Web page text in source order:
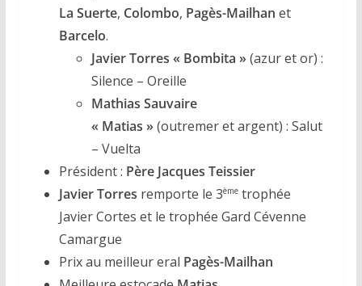
La Suerte, Colombo, Pagès-Mailhan et
Barcelo.
Javier Torres « Bombita »(azur et or) :
Silence – Oreille
Mathias Sauvaire
« Matias »(outremer et argent) : Salut
– Vuelta
Président : Père Jacques Teissier
Javier Torres remporte le 3èmetrophée
Javier Cortes et le trophée Gard Cévenne
Camargue
Prix au meilleur eral Pagès-Mailhan